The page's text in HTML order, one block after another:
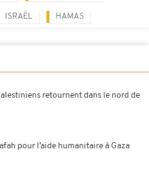
ISRAËL HAMAS
retournent dans le nord de
pour l’aide humanitaire à Gaza